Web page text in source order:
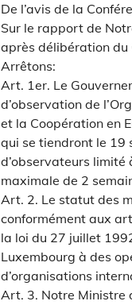
De l’avis de la
Sur le rapport de
après délibération du
Arrêtons:
Art. 1er. Le
d’observation de
et la Coopération en
qui se tiendront le 19
d’observateurs
maximale de 2
Art. 2. Le statut des
conformément aux
la loi du 27 juillet
Luxembourg à des
d’organisations
Art. 3. Notre Ministre